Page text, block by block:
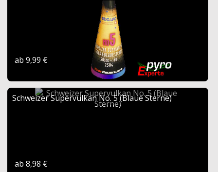
ab 9,99 €
Schweizer Supervulkan No. 5 (Blaue Sterne)
ab 8,98 €